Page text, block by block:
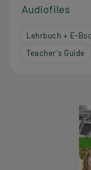
Audiofiles
Lehrbuch + E-
Teacher´s Guide